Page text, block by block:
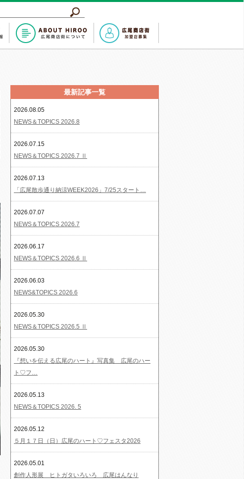
最新記事一覧
2026.08.05
NEWS＆TOPICS 2026.8
2026.07.15
NEWS＆TOPICS 2026.7 Ⅱ
2026.07.13
「広尾散歩通り納涼WEEK2026」7/25スタート…
2026.07.07
NEWS＆TOPICS 2026.7
2026.06.17
NEWS＆TOPICS 2026.6 Ⅱ
2026.06.03
NEWS&TOPICS 2026.6
2026.05.30
NEWS＆TOPICS 2026.5 Ⅱ
2026.05.30
『想いを伝える広尾のハート』写真集 広尾のハー
ト♡フ…
2026.05.13
NEWS＆TOPICS 2026. 5
2026.05.12
５月１７日（日）広尾のハート♡フェスタ2026
2026.05.01
創作人形展 ヒトガタいろいろ 広尾はんなり